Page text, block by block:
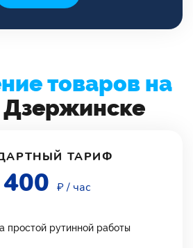
товаров на
Дзержинске
ТАРИФ
400 ₽ / час
простой рутинной работы